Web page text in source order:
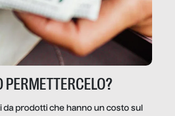
PERMETTERCELO?
da prodotti che hanno un costo sul